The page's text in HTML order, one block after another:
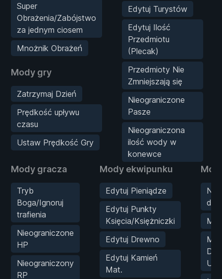
Super
Obrażenia/Zabójstwo
za jednym ciosem
Mnożnik Obrażeń
Mody gry
Zatrzymaj Dzień
Prędkość upływu
czasu
Ustaw Prędkość Gry
Edytuj Turystów
Edytuj Ilość
Przedmiotu
(Plecak)
Przedmioty Nie
Zmniejszają się
Nieograniczone
Pasze
Nieograniczona
ilość wody w
konewce
Mody gracza
Tryb
Boga/Ignoruj
trafienia
Nieograniczone
HP
Nieograniczony
RP
Mody ekwipunku
Edytuj Pieniądze
Edytuj Punkty
Księcia/Księżniczki
Edytuj Drewno
Edytuj Kamień
Mat.